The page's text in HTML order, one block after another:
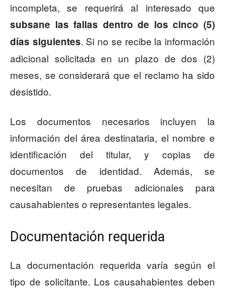
incompleta, se requerirá al interesado que
subsane las fallas dentro de los cinco (5)
días siguientes. Si no se recibe la información
adicional solicitada en un plazo de dos (2)
meses, se considerará que el reclamo ha sido
desistido.
Los documentos necesarios incluyen la
información del área destinataria, el nombre e
identificación del titular, y copias de
documentos de identidad. Además, se
necesitan de pruebas adicionales para
causahabientes o representantes legales.
Documentación requerida
La documentación requerida varía según el
tipo de solicitante. Los causahabientes deben